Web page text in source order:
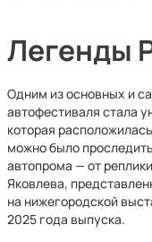
Легенды
Одним из основных и
автофестиваля стала
которая
можно было
автопрома — от
Яковлева,
на нижегородской
2025 года выпуска.